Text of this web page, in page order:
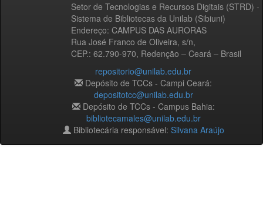
Setor de Tecnologias e Recursos Digitais (STRD) -
Sistema de Bibliotecas da Unilab (Sibiuni)
Endereço: CAMPUS DAS AURORAS
Rua José Franco de Oliveira, s/n,
CEP.: 62.790-970, Redenção – Ceará – Brasil
repositorio@unilab.edu.br
Depósito de TCCs - Campi Ceará:
depositotcc@unilab.edu.br
Depósito de TCCs - Campus Bahia:
bibliotecamales@unilab.edu.br
Bibliotecária responsável: Silvana Araújo